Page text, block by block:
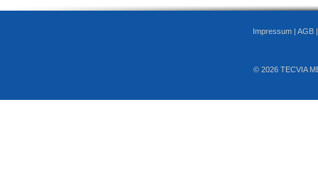
Impressum | AGB
© 2026 TECVIA